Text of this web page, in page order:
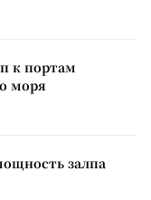
к портам
моря
залпа